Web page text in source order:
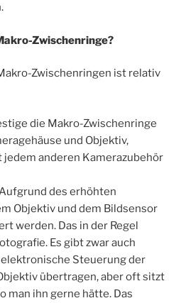
Zwischenringe?
Zwischenringen ist relativ
die Makro-Zwischenringe
und Objektiv,
jedem anderen Kamerazubehör
des erhöhten
Objektiv und dem Bildsensor
werden. Das in der Regel
Es gibt zwar auch
Steuerung der
übertragen, aber oft sitzt
man ihn gerne hätte. Das